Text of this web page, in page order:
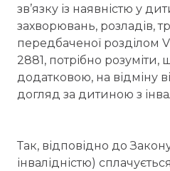
зв’язку із наявністю у
захворювань, розладів,
передбаченої розділом
2881, потрібно розуміти,
додатковою, на відміну
догляд за дитиною з
Так, відповідно до
інвалідністю)